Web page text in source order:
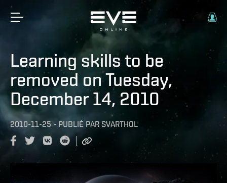
Learning skills to be
removed on Tuesday,
December 14, 2010
2010-11-25 - PUBLIÉ PAR SVARTHOL